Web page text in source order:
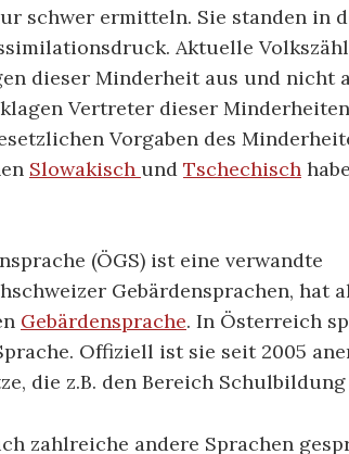
schwer ermitteln. Sie standen in
Aktuelle
dieser Minderheit aus und nicht
Vertreter dieser
Vorgaben des
Slowakisch und Tschechisch
(ÖGS) ist eine verwandte
Gebärdensprachen, hat
Gebärdensprache. In Österreich
Offiziell ist sie seit 2005
die z.B. den Bereich
zahlreiche andere Sprachen